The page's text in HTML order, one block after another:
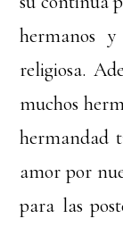
hermanos
religiosa.
muchos
hermandad
amor por
para las